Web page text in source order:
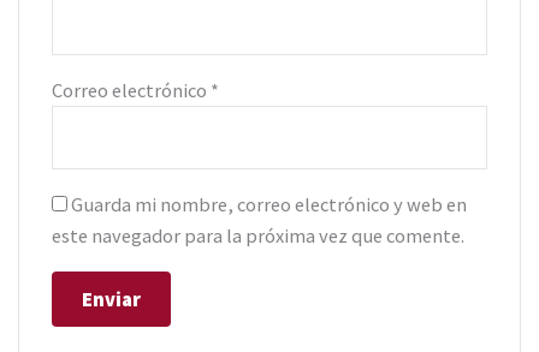
Correo electrónico *
Guarda mi nombre, correo electrónico y web en
este navegador para la próxima vez que comente.